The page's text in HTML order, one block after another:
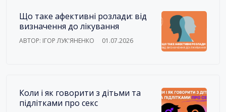
Що таке афективні розлади: від
визначення до лікування
АВТОР: ІГОР ЛУК'ЯНЕНКО 01.07.2026
Коли і як говорити з дітьми та
підлітками про секс